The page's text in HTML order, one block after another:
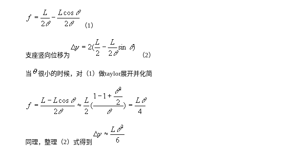
（1）
支座竖向位移为 （2）
当 很小的时候，对（1）做taylor展开并化简
同理，整理（2）式得到